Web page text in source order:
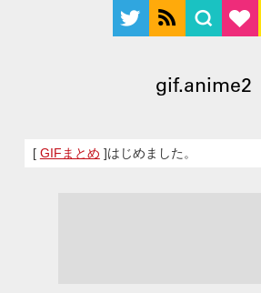
gif.anime2
[ GIFまとめ ]はじめました。